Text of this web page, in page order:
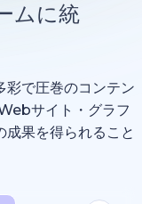
ムに統
彩で圧巻のコンテン
サイト・グラフ
成果を得られること